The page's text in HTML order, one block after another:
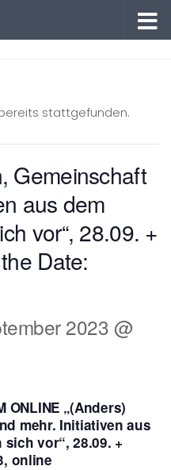
stattgefunden.
Gemeinschaft
aus dem
vor“, 28.09. +
Date:
2023 @
ONLINE „(Anders)
mehr. Initiativen aus
vor“, 28.09. +
online